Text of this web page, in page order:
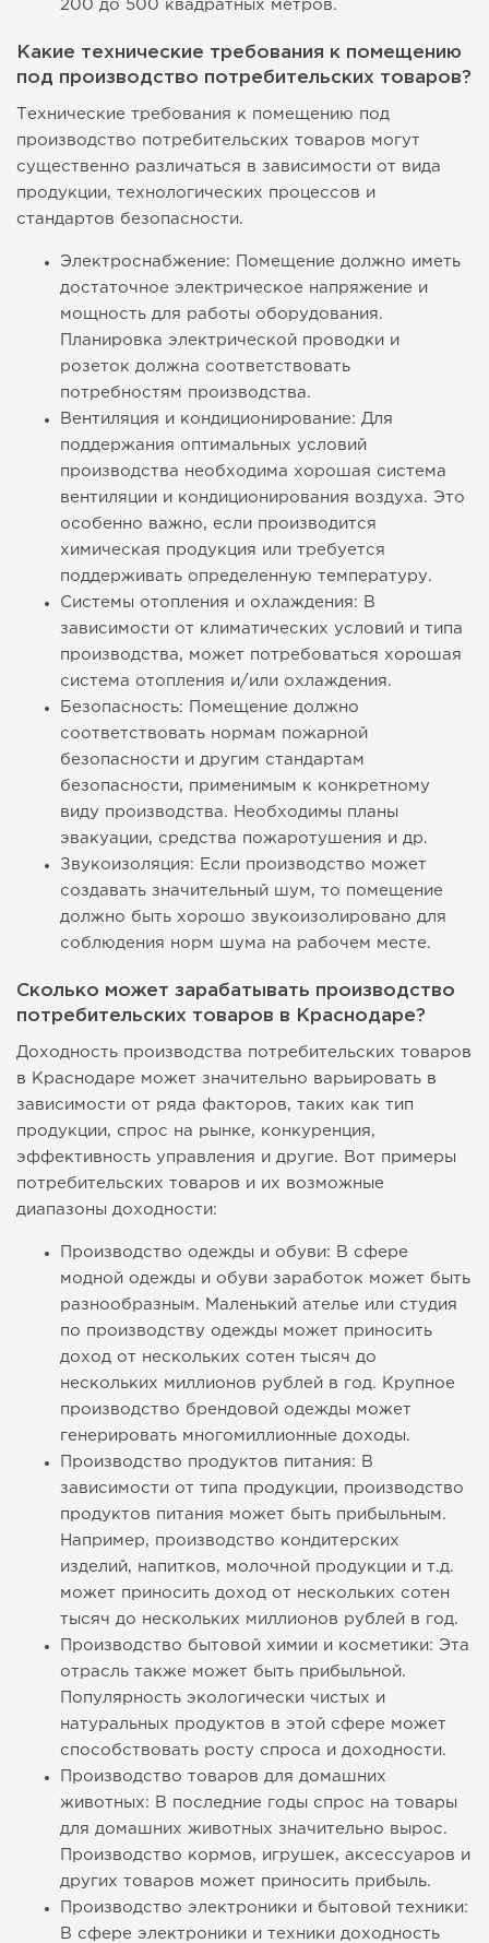
200 до 500 квадратных метров.
Какие технические требования к помещению
под производство потребительских товаров?
Технические требования к помещению под
производство потребительских товаров могут
существенно различаться в зависимости от вида
продукции, технологических процессов и
стандартов безопасности.
Электроснабжение: Помещение должно иметь
достаточное электрическое напряжение и
мощность для работы оборудования.
Планировка электрической проводки и
розеток должна соответствовать
потребностям производства.
Вентиляция и кондиционирование: Для
поддержания оптимальных условий
производства необходима хорошая система
вентиляции и кондиционирования воздуха. Это
особенно важно, если производится
химическая продукция или требуется
поддерживать определенную температуру.
Системы отопления и охлаждения: В
зависимости от климатических условий и типа
производства, может потребоваться хорошая
система отопления и/или охлаждения.
Безопасность: Помещение должно
соответствовать нормам пожарной
безопасности и другим стандартам
безопасности, применимым к конкретному
виду производства. Необходимы планы
эвакуации, средства пожаротушения и др.
Звукоизоляция: Если производство может
создавать значительный шум, то помещение
должно быть хорошо звукоизолировано для
соблюдения норм шума на рабочем месте.
Сколько может зарабатывать производство
потребительских товаров в Краснодаре?
Доходность производства потребительских товаров
в Краснодаре может значительно варьировать в
зависимости от ряда факторов, таких как тип
продукции, спрос на рынке, конкуренция,
эффективность управления и другие. Вот примеры
потребительских товаров и их возможные
диапазоны доходности:
Производство одежды и обуви: В сфере
модной одежды и обуви заработок может быть
разнообразным. Маленький ателье или студия
по производству одежды может приносить
доход от нескольких сотен тысяч до
нескольких миллионов рублей в год. Крупное
производство брендовой одежды может
генерировать многомиллионные доходы.
Производство продуктов питания: В
зависимости от типа продукции, производство
продуктов питания может быть прибыльным.
Например, производство кондитерских
изделий, напитков, молочной продукции и т.д.
может приносить доход от нескольких сотен
тысяч до нескольких миллионов рублей в год.
Производство бытовой химии и косметики: Эта
отрасль также может быть прибыльной.
Популярность экологически чистых и
натуральных продуктов в этой сфере может
способствовать росту спроса и доходности.
Производство товаров для домашних
животных: В последние годы спрос на товары
для домашних животных значительно вырос.
Производство кормов, игрушек, аксессуаров и
других товаров может приносить прибыль.
Производство электроники и бытовой техники:
В сфере электроники и техники доходность